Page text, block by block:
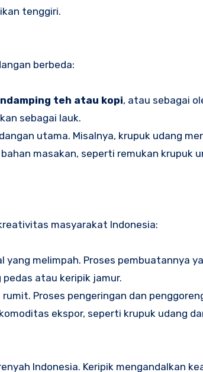
tenggiri.
berbeda:
teh atau kopi, atau sebagai
sebagai lauk.
utama. Misalnya, krupuk udang
masakan, seperti remukan krupuk
masyarakat Indonesia:
melimpah. Proses pembuatannya
atau keripik jamur.
Proses pengeringan dan
ekspor, seperti krupuk udang
Indonesia. Keripik mengandalkan